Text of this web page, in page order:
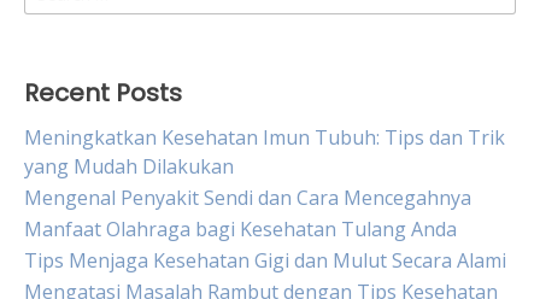
for:
Recent Posts
Meningkatkan Kesehatan Imun Tubuh: Tips dan Trik
yang Mudah Dilakukan
Mengenal Penyakit Sendi dan Cara Mencegahnya
Manfaat Olahraga bagi Kesehatan Tulang Anda
Tips Menjaga Kesehatan Gigi dan Mulut Secara Alami
Mengatasi Masalah Rambut dengan Tips Kesehatan